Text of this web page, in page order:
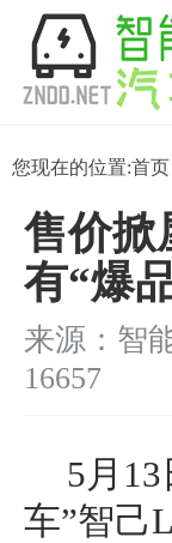
您现在的位置:首页
售价掀
有“爆
来源：智
16657
5月
车”智己